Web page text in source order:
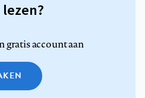
gratis account aan